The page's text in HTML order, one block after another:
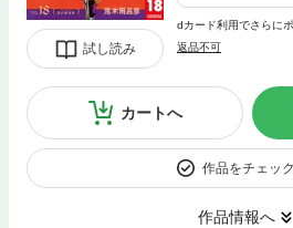
試し読み
dカード利用でさらに
返品不可
カートへ
作品をチェッ
作品情報へ